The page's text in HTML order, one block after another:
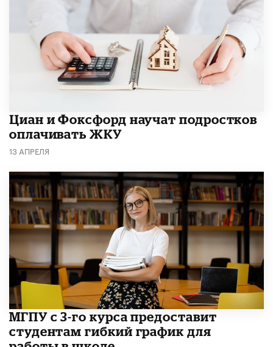
Циан и Фоксфорд научат подростков
оплачивать ЖКУ
13 АПРЕЛЯ
МГПУ с 3-го курса предоставит
студентам гибкий график для